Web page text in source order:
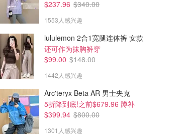
$237.96 $340.00
1553人感兴趣
lululemon 2合1宽腿连体裤 女款
还可作为抹胸裤穿
$99.00 $148.00
1442人感兴趣
Arc'teryx Beta AR 男士夹克
5折降到底!之前$679.96 蹲补
$399.94 $800.00
1301人感兴趣